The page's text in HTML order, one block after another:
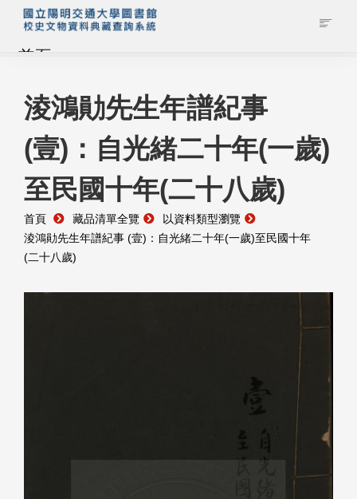
首頁
藏品查詢
校史館簡介
藏品清單全覽
資料調閱申請
淩鴻勛先生年譜紀事
(壹)：自光緒二十年(一歲)
至民國十年(二十八歲)
首頁 藏品清單全覽
以資料類型瀏覽
淩鴻勛先生年譜紀事 (壹)：自光緒二十年(一歲)至民國十年
(二十八歲)